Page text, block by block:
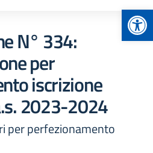
N° 334:
per
iscrizione
2023-2024
per perfezionamento